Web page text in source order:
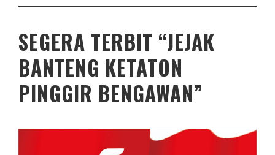
SEGERA TERBIT “JEJAK
BANTENG KETATON
PINGGIR BENGAWAN”